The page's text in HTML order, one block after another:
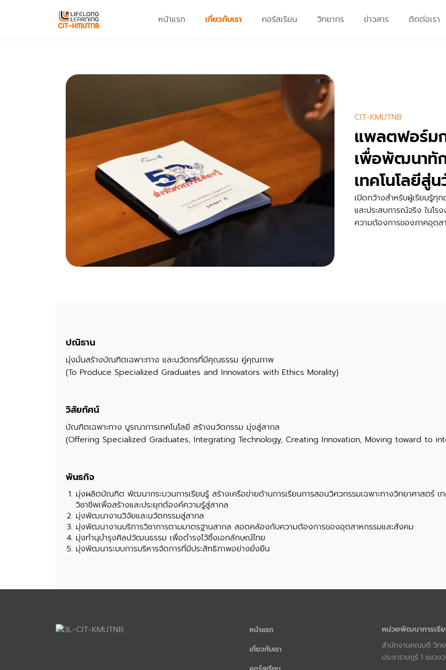
หน้าแรก เกี่ยวกับเรา คอร์สเรียน วิทยากร ข่าวสาร ติดต่อเรา
CIT-KMUTNB
แพลตฟอร์ม
เพื่อพัฒนาทั
เทคโนโลยีสู่
เปิดกว้างสำหรับผู้เรียนรู้ทุ
และประสบการณ์จริง ในโ
ความต้องการของภาคอุตส
ปณิธาน
มุ่งมั่นสร้างบัณฑิตเฉพาะทาง และนวัตกรที่มีคุณธรรม คู่คุณภาพ
(To Produce Specialized Graduates and Innovators with Ethics Morality)
วิสัยทัศน์
บัณฑิตเฉพาะทาง บูรณาการเทคโนโลยี สร้างนวัตกรรม มุ่งสู่สากล
(Offering Specialized Graduates, Integrating Technology, Creating Innovation, Moving toward to
พันธกิจ
มุ่งผลิตบัณฑิต พัฒนากระบวนการเรียนรู้ สร้างเครือข่ายด้านการเรียนการสอนวิศวกรรมเฉพาะทางวิทยาศาสต
วิชาชีพเพื่อสร้างและประยุกต์องค์ความรู้สู่สากล
มุ่งพัฒนางานวิจัยและนวัตกรรมสู่สากล
มุ่งพัฒนางานบริการวิชาการตามมาตรฐานสากล สอดคล้องกับความต้องการของอุตสาหกรรมและสังคม
มุ่งทำนุบำรุงศิลปวัฒนธรรม เพื่อดำรงไว้ซึ่งเอกลักษณ์ไทย
มุ่งพัฒนาระบบการบริหารจัดการที่มีประสิทธิภาพอย่างยั่งยืน
หน้าแรก
เกี่ยวกับเรา
หน่วยพัฒนาการเรีย
สำนักงานคณบดี วิทย
ประชาราษฎร์ 1 แขว